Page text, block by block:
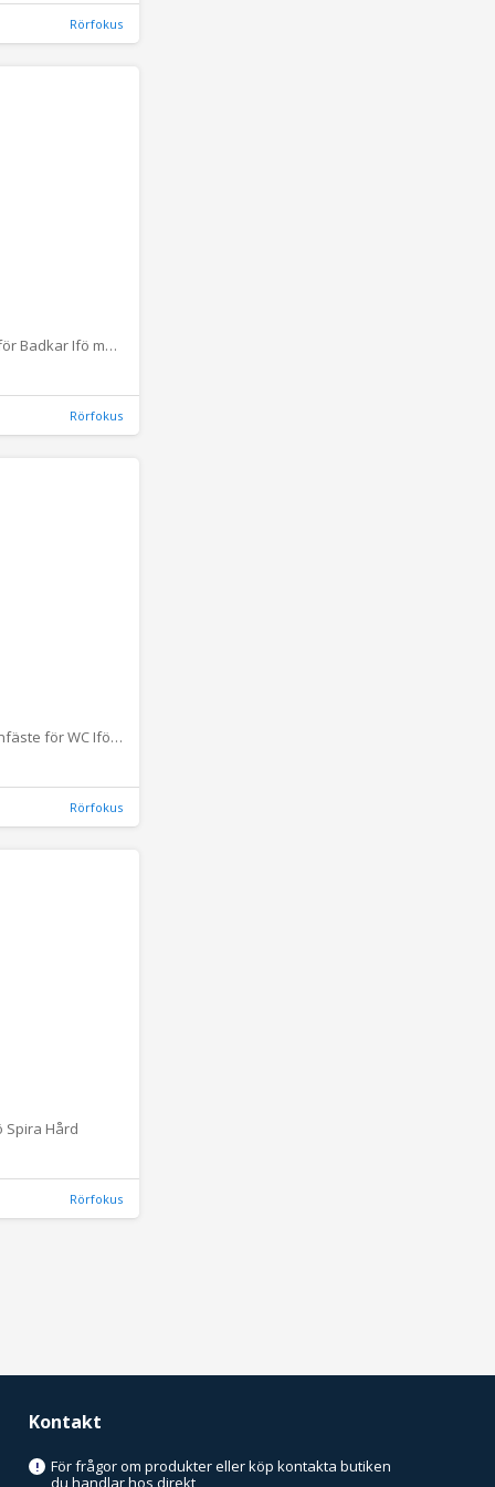
Rörfokus
Bottenventil för Badkar Ifö med gummipropp och kedja
Rörfokus
Reservcisternfäste för WC Ifö 3-pack
Rörfokus
Spira Hård
Rörfokus
Kontakt
!
För frågor om produkter eller köp kontakta butiken
du handlar hos direkt